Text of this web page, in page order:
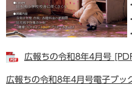
広報ちの令和8年4月号
広報ちの令和8年4月号電子ブッ